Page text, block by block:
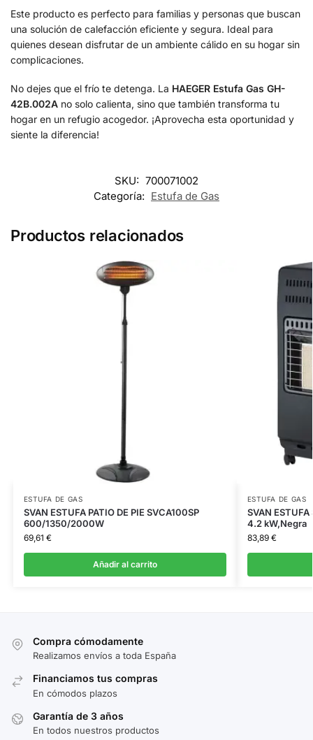
Este producto es perfecto para familias y personas que buscan
una solución de calefacción eficiente y segura. Ideal para
quienes desean disfrutar de un ambiente cálido en su hogar sin
complicaciones.
No dejes que el frío te detenga. La HAEGER Estufa Gas GH-
42B.002A no solo calienta, sino que también transforma tu
hogar en un refugio acogedor. ¡Aprovecha esta oportunidad y
siente la diferencia!
SKU: 700071002
Categoría: Estufa de Gas
Productos relacionados
ESTUFA DE GAS
SVAN ESTUFA PATIO DE PIE SVCA100SP
600/1350/2000W
69,61 €
Añadir al carrito
ESTUFA DE GAS
SVAN
4.2 kW,Negra
83,89 €
Compra cómodamente
Realizamos envíos a toda España
Financiamos tus compras
En cómodos plazos
Garantía de 3 años
En todos nuestros productos